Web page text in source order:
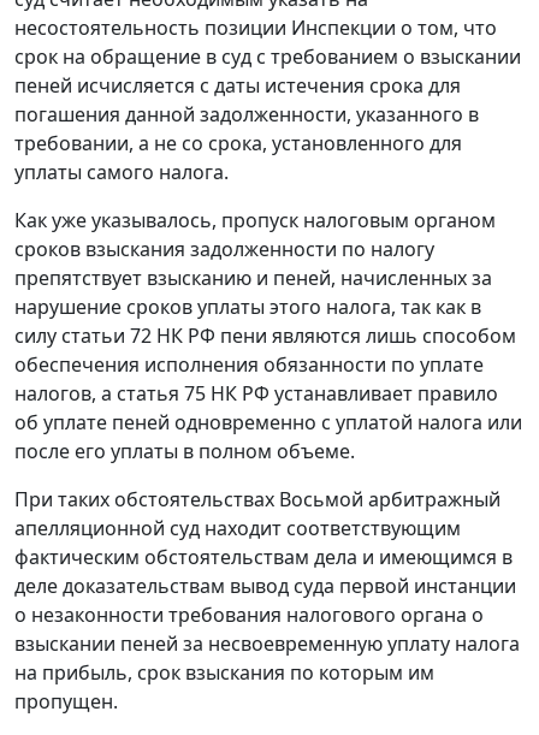
несостоятельность позиции Инспекции о том, что
срок на обращение в суд с требованием о взыскании
пеней исчисляется с даты истечения срока для
погашения данной задолженности, указанного в
требовании, а не со срока, установленного для
уплаты самого налога.
Как уже указывалось, пропуск налоговым органом
сроков взыскания задолженности по налогу
препятствует взысканию и пеней, начисленных за
нарушение сроков уплаты этого налога, так как в
силу статьи 72 НК РФ пени являются лишь способом
обеспечения исполнения обязанности по уплате
налогов, а статья 75 НК РФ устанавливает правило
об уплате пеней одновременно с уплатой налога или
после его уплаты в полном объеме.
При таких обстоятельствах Восьмой арбитражный
апелляционной суд находит соответствующим
фактическим обстоятельствам дела и имеющимся в
деле доказательствам вывод суда первой инстанции
о незаконности требования налогового органа о
взыскании пеней за несвоевременную уплату налога
на прибыль, срок взыскания по которым им
пропущен.